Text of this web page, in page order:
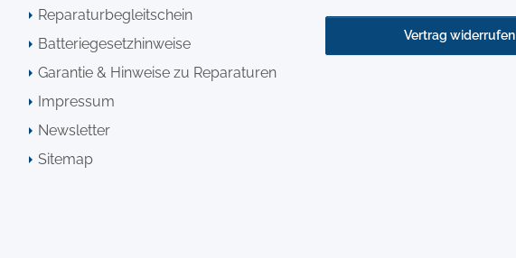
Reparaturbegleitschein
Batteriegesetzhinweise
Garantie & Hinweise zu Reparaturen
Impressum
Newsletter
Sitemap
Vertrag widerrufen